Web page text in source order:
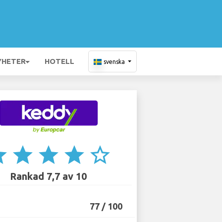
HOTELL svenska
star star star star_border
Rankad 7,7 av 10
77 / 100